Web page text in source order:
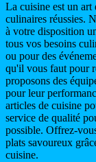
La cuisine est un art
culinaires réussies.
à votre disposition
tous vos besoins
ou pour des
qu'il vous faut pour
proposons des
pour leur
articles de cuisine
service de qualité
possible. Offrez-
plats savoureux
cuisine.